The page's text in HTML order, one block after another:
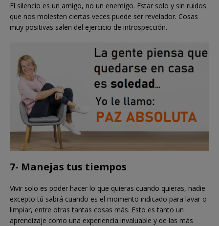
El silencio es un amigo, no un enemigo. Estar solo y sin ruidos
que nos molesten ciertas veces puede ser revelador. Cosas
muy positivas salen del ejercicio de introspección.
7- Manejas tus tiempos
Vivir solo es poder hacer lo que quieras cuando quieras, nadie
excepto tú sabrá cuando es el momento indicado para lavar o
limpiar, entre otras tantas cosas más. Esto es tanto un
aprendizaje como una experiencia invaluable y de las más